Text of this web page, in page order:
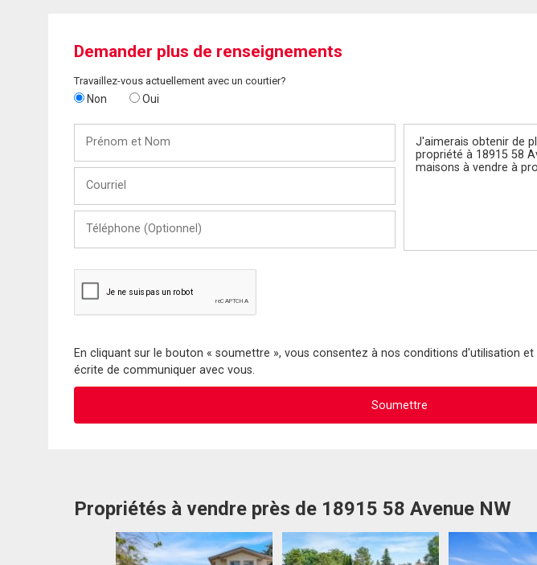
Demander plus de renseignements
Travaillez-vous actuellement avec un courtier?
Non Oui
Nom
(Optionnel)
En cliquant sur le bouton « soumettre », vous consentez à nos conditions d'utilisation
écrite de communiquer avec vous.
Propriétés à vendre près de 18915 58 Avenue NW